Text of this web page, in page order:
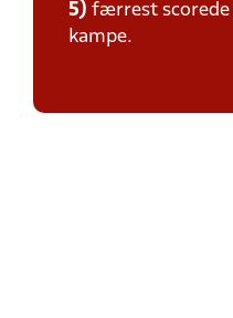
5) færrest scorede
kampe.